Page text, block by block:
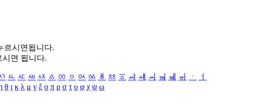
르시면됩니다.
시면 됩니다.
ㅻ ㅼ ㅽ ㅾ ㅿ ㆀ ㆁ ㆂ ㆃ ㆄ ㆅ ㆆ ㆇ ㆈ ㆉ ㆊ ㆋ ㆌ ㆍ
ㆎ
θ ι κ λ μ ν ξ ο π ρ σ τ υ φ χ ψ ω